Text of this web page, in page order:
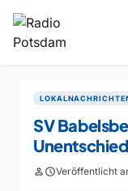
SV
personscheduleVeröffentlicht